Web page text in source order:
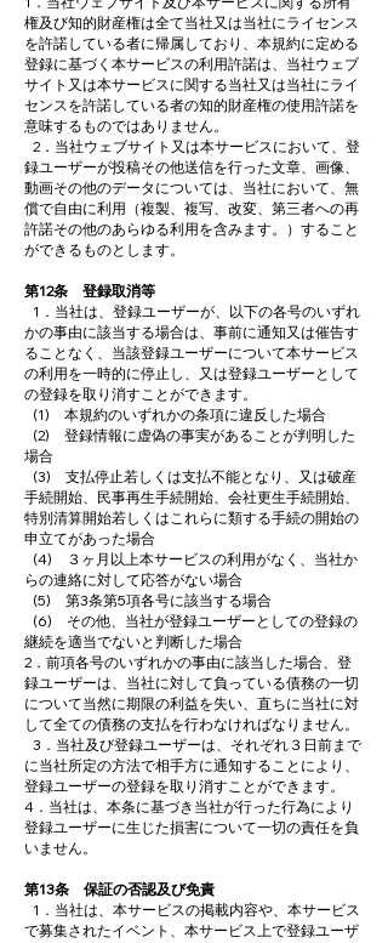
権及び知的財産権は全て当社又は当社にライセンス
を許諾している者に帰属しており、本規約に定める
登録に基づく本サービスの利用許諾は、当社ウェブ
サイト又は本サービスに関する当社又は当社にライ
センスを許諾している者の知的財産権の使用許諾を
意味するものではありません。
2．当社ウェブサイト又は本サービスにおいて、登
録ユーザーが投稿その他送信を行った文章、画像、
動画その他のデータについては、当社において、無
償で自由に利用（複製、複写、改変、第三者への再
許諾その他のあらゆる利用を含みます。）すること
ができるものとします。
第12条 登録取消等
1．当社は、登録ユーザーが、以下の各号のいずれ
かの事由に該当する場合は、事前に通知又は催告す
ることなく、当該登録ユーザーについて本サービス
の利用を一時的に停止し、又は登録ユーザーとして
の登録を取り消すことができます。
(1) 本規約のいずれかの条項に違反した場合
(2) 登録情報に虚偽の事実があることが判明した
場合
(3) 支払停止若しくは支払不能となり、又は破産
手続開始、民事再生手続開始、会社更生手続開始、
特別清算開始若しくはこれらに類する手続の開始の
申立てがあった場合
(4) ３ヶ月以上本サービスの利用がなく、当社か
らの連絡に対して応答がない場合
(5) 第3条第5項各号に該当する場合
(6) その他、当社が登録ユーザーとしての登録の
継続を適当でないと判断した場合
2．前項各号のいずれかの事由に該当した場合、登
録ユーザーは、当社に対して負っている債務の一切
について当然に期限の利益を失い、直ちに当社に対
して全ての債務の支払を行わなければなりません。
3．当社及び登録ユーザーは、それぞれ３日前まで
に当社所定の方法で相手方に通知することにより、
登録ユーザーの登録を取り消すことができます。
4．当社は、本条に基づき当社が行った行為により
登録ユーザーに生じた損害について一切の責任を負
いません。
第13条 保証の否認及び免責
1．当社は、本サービスの掲載内容や、本サービス
で募集されたイベント、本サービス上で登録ユーザ